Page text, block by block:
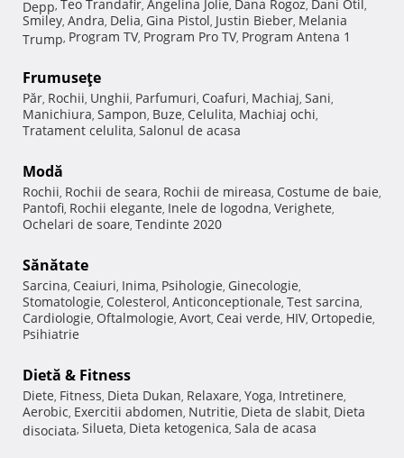
Depp, Teo Trandafir, Angelina Jolie, Dana Rogoz, Dani Otil,
Smiley, Andra, Delia, Gina Pistol, Justin Bieber, Melania
Trump, Program TV, Program Pro TV, Program Antena 1
Frumuseţe
Păr, Rochii, Unghii, Parfumuri, Coafuri, Machiaj, Sani,
Manichiura, Sampon, Buze, Celulita, Machiaj ochi,
Tratament celulita, Salonul de acasa
Modă
Rochii, Rochii de seara, Rochii de mireasa, Costume de baie,
Pantofi, Rochii elegante, Inele de logodna, Verighete,
Ochelari de soare, Tendinte 2020
Sănătate
Sarcina, Ceaiuri, Inima, Psihologie, Ginecologie,
Stomatologie, Colesterol, Anticonceptionale, Test sarcina,
Cardiologie, Oftalmologie, Avort, Ceai verde, HIV, Ortopedie,
Psihiatrie
Dietă & Fitness
Diete, Fitness, Dieta Dukan, Relaxare, Yoga, Intretinere,
Aerobic, Exercitii abdomen, Nutritie, Dieta de slabit, Dieta
disociata, Silueta, Dieta ketogenica, Sala de acasa